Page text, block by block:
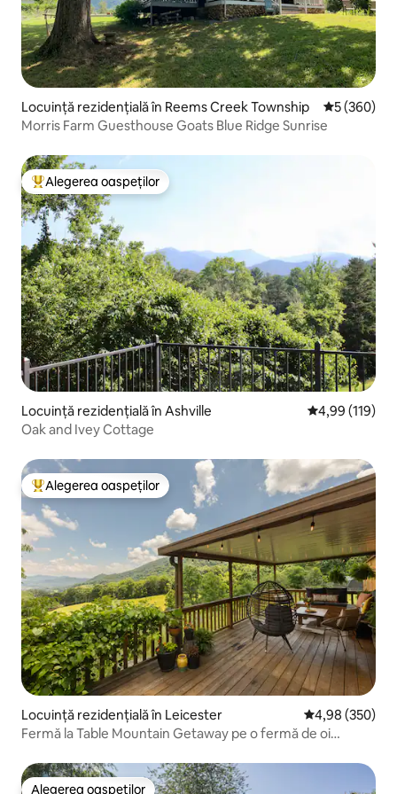
Locuință rezidențială în Reems Creek Township Scor mediu
5 (360)
Morris Farm Guesthouse Goats Blue Ridge Sunrise
Locuință din topul categoriei Alegerea oaspeților
Alegerea oaspeților
Locuință rezidențială în Ashville Scor mediu
4,99 (119)
Oak and Ivey Cottage
Locuință din topul categoriei Alegerea oaspeților
Alegerea oaspeților
Locuință rezidențială în Leicester Scor mediu de
4,98 (350)
Fermă la Table Mountain Getaway pe o fermă de oi
Alegerea oaspeților